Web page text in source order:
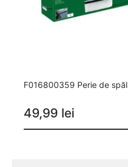
F016800359 Perie de
49,99 lei